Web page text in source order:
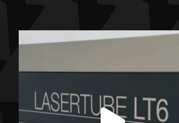
𝗗𝗶𝘁 𝗶𝘀 𝗽𝗼𝘄𝗲𝗿. Onze nieuwe buislaser in